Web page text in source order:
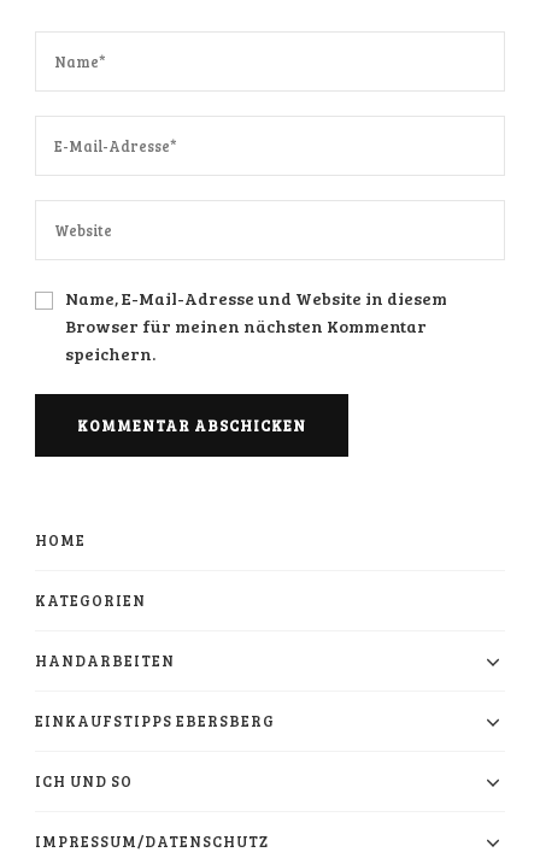
Name, E-Mail-Adresse und Website in diesem
Browser für meinen nächsten Kommentar
speichern.
HOME
KATEGORIEN
HANDARBEITEN
EINKAUFSTIPPS EBERSBERG
ICH UND SO
IMPRESSUM/DATENSCHUTZ